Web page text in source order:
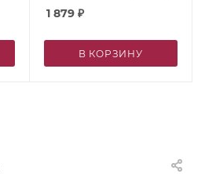
мл
1 879₽
В КОРЗИНУ